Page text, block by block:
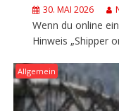
30. MAI 2026
Wenn du online
Hinweis „Shipper
Allgemein